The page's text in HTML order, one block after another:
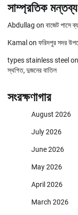
সাম্প্রতিক মন্তব্য
Abdullag on বাজেট পাসে
Kamal on ফরিদপুর সদর
types stainless steel on
স্থগিত, দুজনের বাতিল
সংরক্ষণাগার
August 2026
July 2026
June 2026
May 2026
April 2026
March 2026